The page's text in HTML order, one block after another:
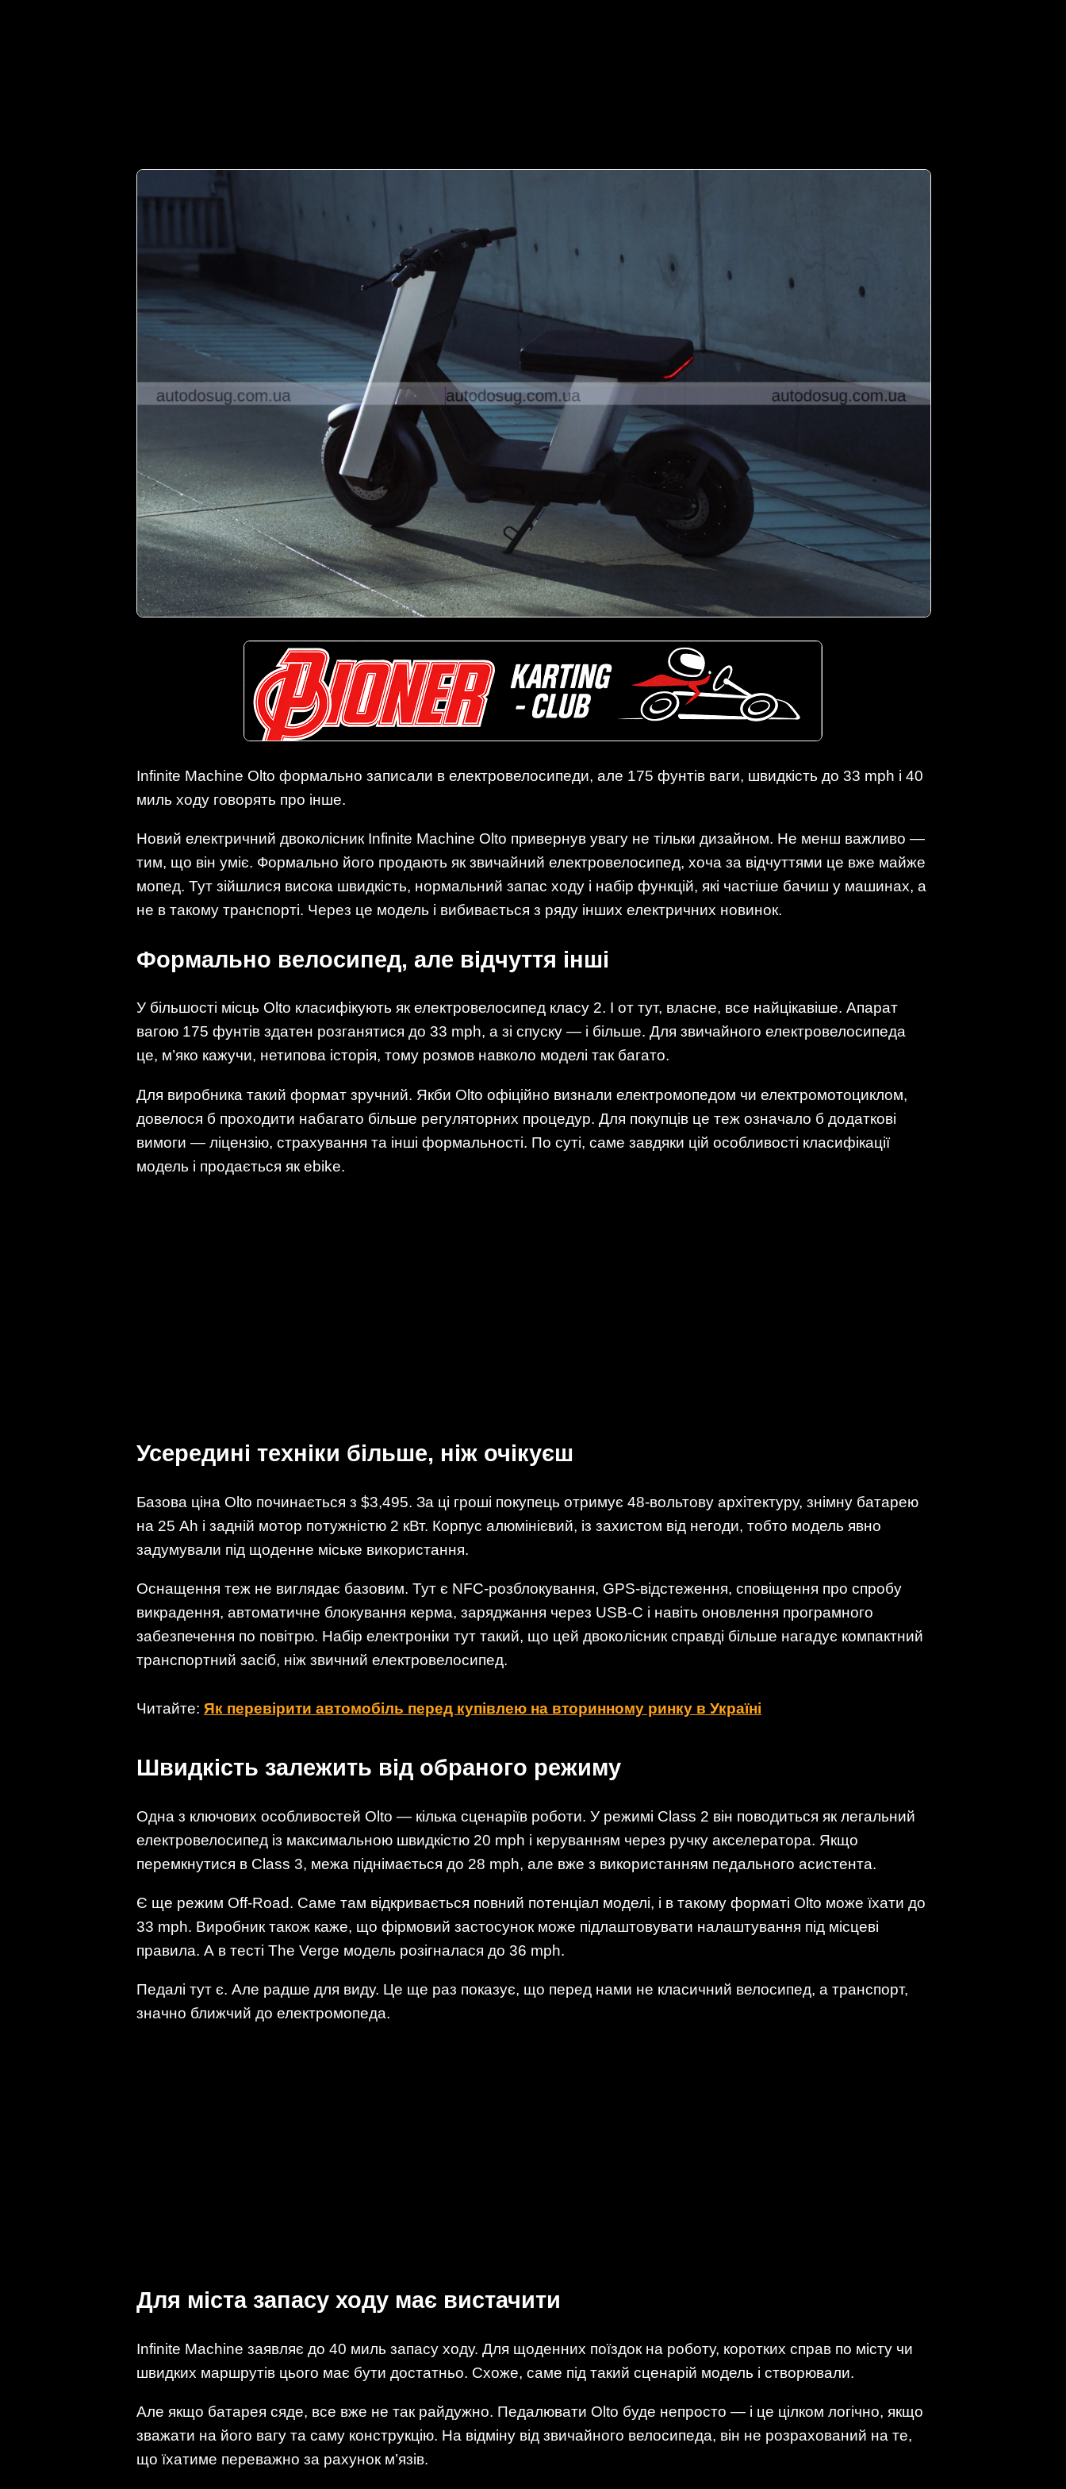
Infinite Machine Olto формально записали в електровелосипеди, але 175 фунтів ваги, швидкість до 33 mph і 40
миль ходу говорять про інше.
Новий електричний двоколісник Infinite Machine Olto привернув увагу не тільки дизайном. Не менш важливо —
тим, що він уміє. Формально його продають як звичайний електровелосипед, хоча за відчуттями це вже майже
мопед. Тут зійшлися висока швидкість, нормальний запас ходу і набір функцій, які частіше бачиш у машинах, а
не в такому транспорті. Через це модель і вибивається з ряду інших електричних новинок.
Формально велосипед, але відчуття інші
У більшості місць Olto класифікують як електровелосипед класу 2. І от тут, власне, все найцікавіше. Апарат
вагою 175 фунтів здатен розганятися до 33 mph, а зі спуску — і більше. Для звичайного електровелосипеда
це, м’яко кажучи, нетипова історія, тому розмов навколо моделі так багато.
Для виробника такий формат зручний. Якби Olto офіційно визнали електромопедом чи електромотоциклом,
довелося б проходити набагато більше регуляторних процедур. Для покупців це теж означало б додаткові
вимоги — ліцензію, страхування та інші формальності. По суті, саме завдяки цій особливості класифікації
модель і продається як ebike.
Усередині техніки більше, ніж очікуєш
Базова ціна Olto починається з $3,495. За ці гроші покупець отримує 48-вольтову архітектуру, знімну батарею
на 25 Ah і задній мотор потужністю 2 кВт. Корпус алюмінієвий, із захистом від негоди, тобто модель явно
задумували під щоденне міське використання.
Оснащення теж не виглядає базовим. Тут є NFC-розблокування, GPS-відстеження, сповіщення про спробу
викрадення, автоматичне блокування керма, заряджання через USB-C і навіть оновлення програмного
забезпечення по повітрю. Набір електроніки тут такий, що цей двоколісник справді більше нагадує компактний
транспортний засіб, ніж звичний електровелосипед.
Читайте: Як перевірити автомобіль перед купівлею на вторинному ринку в Україні
Швидкість залежить від обраного режиму
Одна з ключових особливостей Olto — кілька сценаріїв роботи. У режимі Class 2 він поводиться як легальний
електровелосипед із максимальною швидкістю 20 mph і керуванням через ручку акселератора. Якщо
перемкнутися в Class 3, межа піднімається до 28 mph, але вже з використанням педального асистента.
Є ще режим Off-Road. Саме там відкривається повний потенціал моделі, і в такому форматі Olto може їхати до
33 mph. Виробник також каже, що фірмовий застосунок може підлаштовувати налаштування під місцеві
правила. А в тесті The Verge модель розігналася до 36 mph.
Педалі тут є. Але радше для виду. Це ще раз показує, що перед нами не класичний велосипед, а транспорт,
значно ближчий до електромопеда.
Для міста запасу ходу має вистачити
Infinite Machine заявляє до 40 миль запасу ходу. Для щоденних поїздок на роботу, коротких справ по місту чи
швидких маршрутів цього має бути достатньо. Схоже, саме під такий сценарій модель і створювали.
Але якщо батарея сяде, все вже не так райдужно. Педалювати Olto буде непросто — і це цілком логічно, якщо
зважати на його вагу та саму конструкцію. На відміну від звичайного велосипеда, він не розрахований на те,
що їхатиме переважно за рахунок м’язів.